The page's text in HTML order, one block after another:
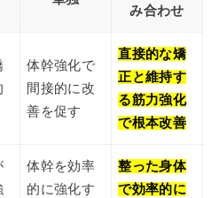
み合わせ
体幹強化で
間接的に改
善を促す
直接的な矯
正と維持す
る筋力強化
で根本改善
体幹を効率
的に強化す
整った身体
で効率的に